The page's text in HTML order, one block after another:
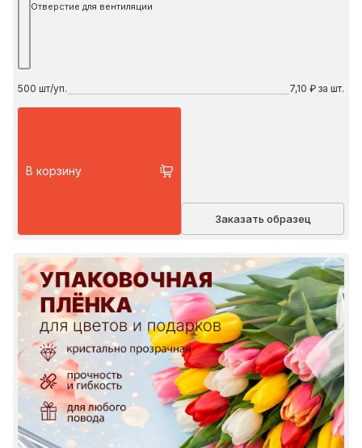
Отверстие для вентиляции
500 шт/уп. 7,10 ₽ за шт.
В корзину
Заказать образец